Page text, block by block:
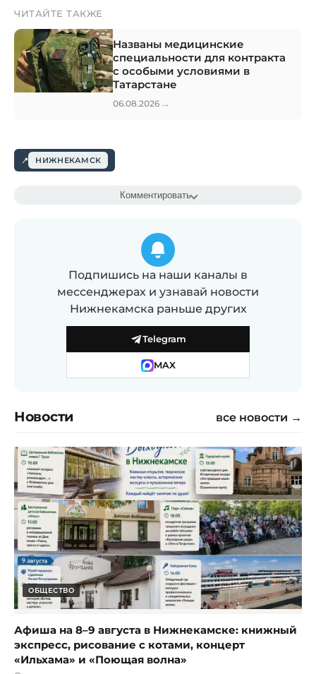
ЧИТАЙТЕ ТАКЖЕ
Названы медицинские
специальности для контракта
с особыми условиями в
Татарстане
06.08.2026 →
НИЖНЕКАМСК
Комментировать
Подпишись на наши каналы в
мессенджерах и узнавай новости
Нижнекамска раньше других
Telegram
MAX
Новости все новости →
ОБЩЕСТВО
Афиша на 8–9 августа в Нижнекамске: книжный
экспресс, рисование с котами, концерт
«Ильхама» и «Поющая волна»